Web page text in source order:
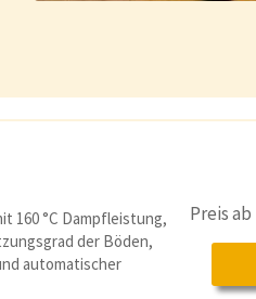
160 °C Dampfleistung,
der Böden,
automatischer
Preis ab